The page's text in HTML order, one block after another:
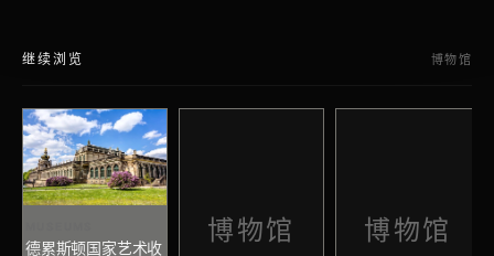
继续浏览 博物馆
德累斯顿国家艺术收
博物馆 博物馆